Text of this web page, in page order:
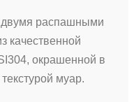
двумя распашными
качественной
окрашенной в
муар.